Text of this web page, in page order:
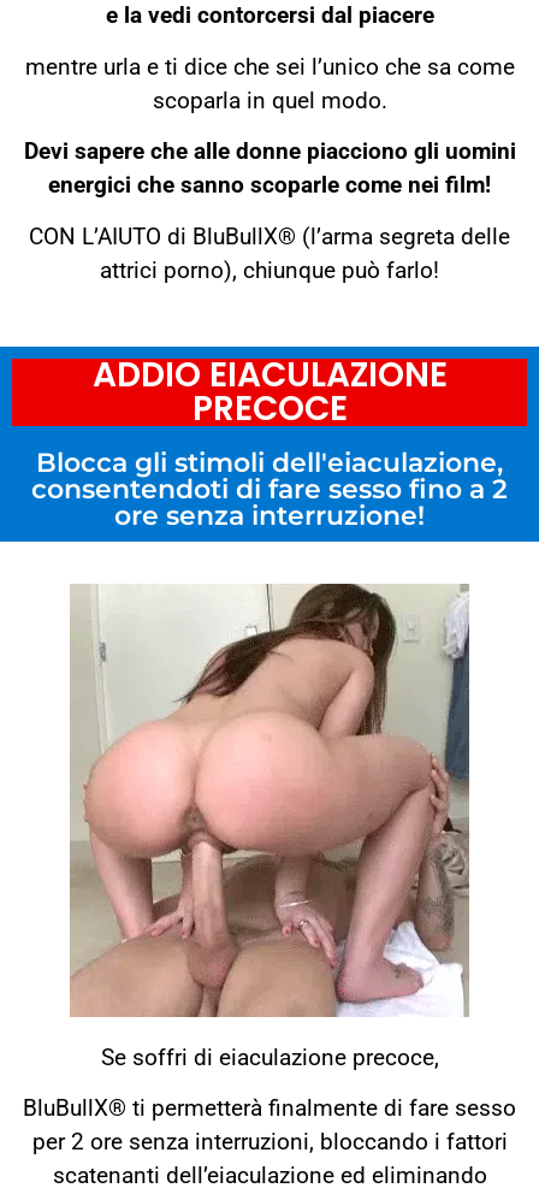
e la vedi contorcersi dal piacere
mentre urla e ti dice che sei l’unico che sa come
scoparla in quel modo.
Devi sapere che alle donne piacciono gli uomini
energici che sanno scoparle come nei film!
CON L’AIUTO di BluBullX® (l’arma segreta delle
attrici porno), chiunque può farlo!
ADDIO EIACULAZIONE
PRECOCE
Blocca gli stimoli dell'eiaculazione,
consentendoti di fare sesso fino a 2
ore senza interruzione!
Se soffri di eiaculazione precoce,
BluBullX® ti permetterà finalmente di fare sesso
per 2 ore senza interruzioni, bloccando i fattori
scatenanti dell’eiaculazione ed eliminando